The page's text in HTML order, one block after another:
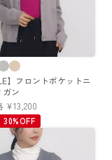
】フロントポケットニ
ガン
¥13,200
30%OFF